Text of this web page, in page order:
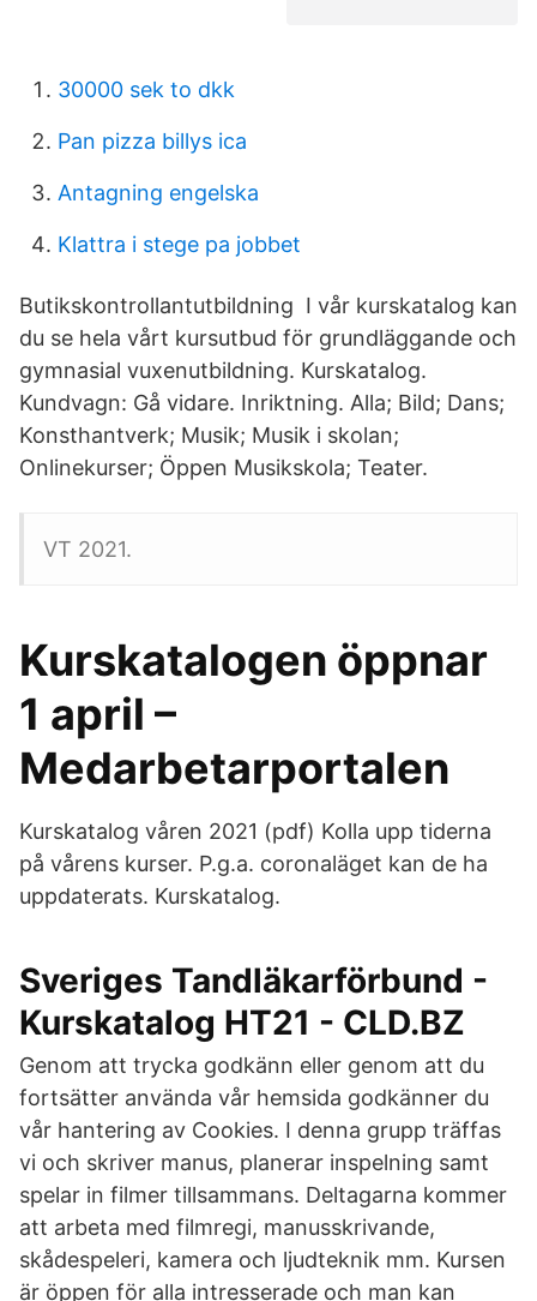
30000 sek to dkk
Pan pizza billys ica
Antagning engelska
Klattra i stege pa jobbet
Butikskontrollantutbildning I vår kurskatalog kan
du se hela vårt kursutbud för grundläggande och
gymnasial vuxenutbildning. Kurskatalog.
Kundvagn: Gå vidare. Inriktning. Alla; Bild; Dans;
Konsthantverk; Musik; Musik i skolan;
Onlinekurser; Öppen Musikskola; Teater.
VT 2021.
Kurskatalogen öppnar
1 april –
Medarbetarportalen
Kurskatalog våren 2021 (pdf) Kolla upp tiderna
på vårens kurser. P.g.a. coronaläget kan de ha
uppdaterats. Kurskatalog.
Sveriges Tandläkarförbund -
Kurskatalog HT21 - CLD.BZ
Genom att trycka godkänn eller genom att du
fortsätter använda vår hemsida godkänner du
vår hantering av Cookies. I denna grupp träffas
vi och skriver manus, planerar inspelning samt
spelar in filmer tillsammans. Deltagarna kommer
att arbeta med filmregi, manusskrivande,
skådespeleri, kamera och ljudteknik mm. Kursen
är öppen för alla intresserade och man kan